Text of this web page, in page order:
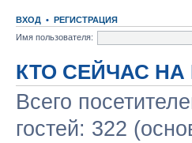
ВХОД • РЕГИСТРАЦИЯ
Имя пользователя:
КТО СЕЙЧАС
Всего
гостей: 322